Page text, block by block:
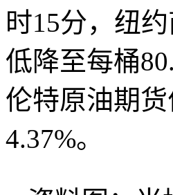
时15分，纽
低降至每桶
伦特原油期
4.37%。